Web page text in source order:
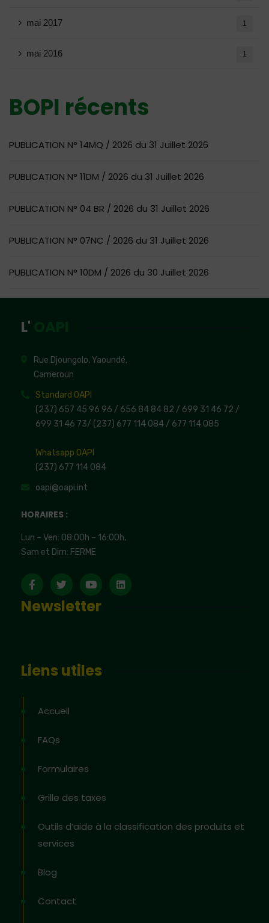
mai 2017 1
mai 2016 1
BOPI récents
PUBLICATION N° 14MQ / 2026 du 31 Juillet 2026
PUBLICATION N° 11DM / 2026 du 31 Juillet 2026
PUBLICATION N° 04 BR / 2026 du 31 Juillet 2026
PUBLICATION N° 07NC / 2026 du 31 Juillet 2026
PUBLICATION N° 10DM / 2026 du 30 Juillet 2026
L'
Rue Djoungolo, Yaoundé,
Cameroun
Standard OAPI
(237) 657 45 96 96 / 656 84 84 82 / 699 31 46 72 /
699 31 46 73/ (237) 677 114 084 / 677 114 085
Whatsapp OAPI
(237) 677 114 084
oapi@oapi.int
HORAIRES :
Lun – Ven: 08:00h – 16:00h,
Sam et Dim: FERME
Newsletter
Liens utiles
Accueil
FAQs
Formulaires
Grille des taxes
Outils d’aide à la classification des produits et
services
Blog
Contact